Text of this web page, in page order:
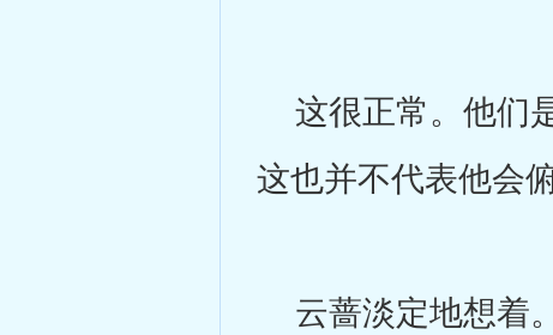
这很正常。他们
这也并不代表他会
云蔷淡定地想着。